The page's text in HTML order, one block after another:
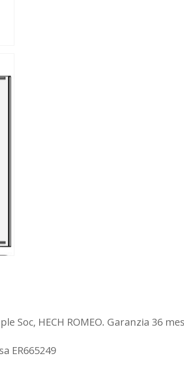
Soc, HECH ROMEO. Garanzia 36
ER665249